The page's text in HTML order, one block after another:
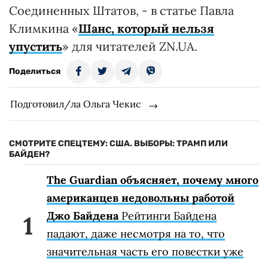
Соединенных Штатов, - в статье Павла
Климкина «Шанс, который нельзя
упустить» для читателей ZN.UA.
Поделиться
Подготовил/ла Ольга Чекис
СМОТРИТЕ СПЕЦТЕМУ: США. ВЫБОРЫ: ТРАМП ИЛИ
БАЙДЕН?
The Guardian объясняет, почему много
американцев недовольны работой
Джо Байдена Рейтинги Байдена
падают, даже несмотря на то, что
значительная часть его повестки уже